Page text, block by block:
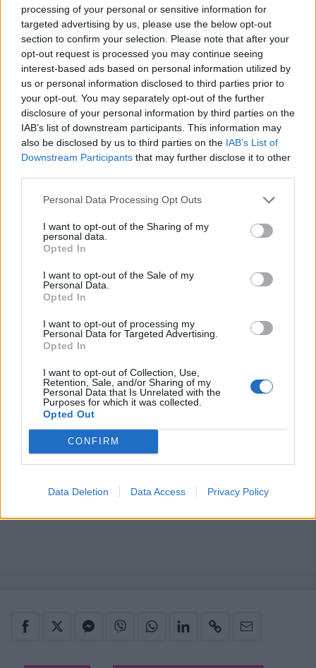
processing of your personal or sensitive information for
targeted advertising by us, please use the below opt-out
section to confirm your selection. Please note that after your
opt-out request is processed you may continue seeing
interest-based ads based on personal information utilized by
us or personal information disclosed to third parties prior to
your opt-out. You may separately opt-out of the further
disclosure of your personal information by third parties on the
IAB’s list of downstream participants. This information may
also be disclosed by us to third parties on the IAB’s List of
Downstream Participants that may further disclose it to other
Personal Data Processing Opt Outs
I want to opt-out of the Sharing of my
personal data.
Opted In
I want to opt-out of the Sale of my
Personal Data.
Opted In
I want to opt-out of processing my
Personal Data for Targeted Advertising.
Opted In
I want to opt-out of Collection, Use,
Retention, Sale, and/or Sharing of my
Personal Data that Is Unrelated with the
Purposes for which it was collected.
Opted Out
CONFIRM
Data Deletion Data Access Privacy Policy
το σχολιάσω αυτό αλήθεια; Είχε και πολλά
μποφόρ ρε παιδί μου. Το παίρνουμε λίγο στο
χαβαλέ. Αλλά είναι τρομακτικό, να το πω
διεστραμμένο; Ότι βγήκε αυτό το πράγμα»!